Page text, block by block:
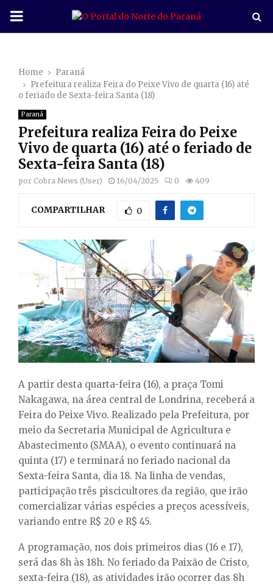
P
M
A
R
M
N
U
Home
Paraná
Prefeitura realiza Feira do Peixe Vivo de quarta (16) até
o feriado de Sexta-feira Santa (18)
Paraná
Prefeitura realiza Feira do Peixe
Vivo de quarta (16) até o feriado de
Sexta-feira Santa (18)
por Cobra News (User) 16/04/2025 0 409
COMPARTILHAR 0
A partir desta quarta-feira (16), a praça Tomi
Nakagawa, na área central de Londrina, receberá a
Feira do Peixe Vivo. Realizado pela Prefeitura, por
meio da Secretaria Municipal de Agricultura e
Abastecimento (SMAA), o evento continuará na
quinta (17) e terminará no feriado nacional da
Sexta-feira Santa, dia 18. Na linha de vendas,
participação três piscicultores da região, que irão
comercializar várias espécies a preços acessíveis,
variando entre R$ 20 e R$ 45.
A programação, nos dois primeiros dias (16 e 17),
será das 8h às 18h. No feriado da Paixão de Cristo,
sexta-feira (18), as atividades irão ocorrer das 8h